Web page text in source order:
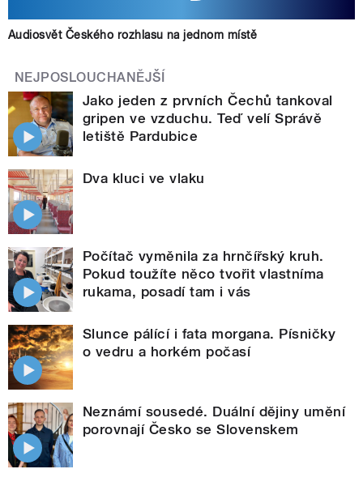
Audiosvět Českého rozhlasu na jednom místě
NEJPOSLOUCHANĚJŠÍ
Jako jeden z prvních Čechů tankoval
gripen ve vzduchu. Teď velí Správě
letiště Pardubice
Dva kluci ve vlaku
Počítač vyměnila za hrnčířský kruh.
Pokud toužíte něco tvořit vlastníma
rukama, posadí tam i vás
Slunce pálící i fata morgana. Písničky
o vedru a horkém počasí
Neznámí sousedé. Duální dějiny umění
porovnají Česko se Slovenskem